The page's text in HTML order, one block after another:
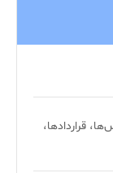
قرارداد‌ها،